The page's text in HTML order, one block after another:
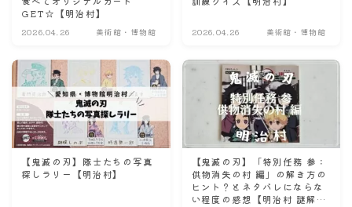
ナナちゃん人形
GET☆【明治村】
2026.04.26 美術館・博物館 2026.04.26 美術館・博物館
【鬼滅の刃】隊士たちの写真
探しラリー【明治村】
【鬼滅の刃】「特別任務 参：
供物消失の村 編」の解き方の
ヒント？とネタバレにならな
い程度の感想【明治村 謎解